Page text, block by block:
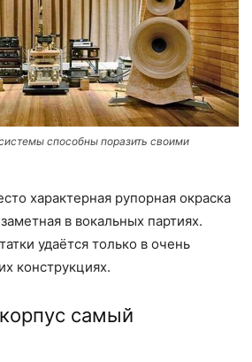
способны поразить своими
характерная рупорная окраска
в вокальных партиях.
удаётся только в очень
конструкциях.
самый